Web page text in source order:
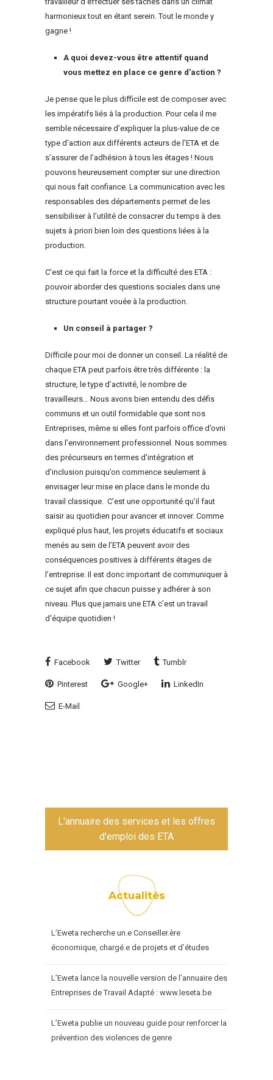
harmonieux tout en étant serein. Tout le monde y
gagne !
A quoi devez-vous être attentif quand
vous mettez en place ce genre d’action ?
Je pense que le plus difficile est de composer avec
les impératifs liés à la production. Pour cela il me
semble nécessaire d’expliquer la plus-value de ce
type d’action aux différents acteurs de l’ETA et de
s’assurer de l’adhésion à tous les étages ! Nous
pouvons heureusement compter sur une direction
qui nous fait confiance. La communication avec les
responsables des départements permet de les
sensibiliser à l’utilité de consacrer du temps à des
sujets à priori bien loin des questions liées à la
production.
C’est ce qui fait la force et la difficulté des ETA :
pouvoir aborder des questions sociales dans une
structure pourtant vouée à la production.
Un conseil à partager ?
Difficile pour moi de donner un conseil. La réalité de
chaque ETA peut parfois être très différente : la
structure, le type d’activité, le nombre de
travailleurs… Nous avons bien entendu des défis
communs et un outil formidable que sont nos
Entreprises, même si elles font parfois office d’ovni
dans l’environnement professionnel. Nous sommes
des précurseurs en termes d’intégration et
d’inclusion puisqu’on commence seulement à
envisager leur mise en place dans le monde du
travail classique. C’est une opportunité qu’il faut
saisir au quotidien pour avancer et innover. Comme
expliqué plus haut, les projets éducatifs et sociaux
menés au sein de l’ETA peuvent avoir des
conséquences positives à différents étages de
l’entreprise. Il est donc important de communiquer à
ce sujet afin que chacun puisse y adhérer à son
niveau. Plus que jamais une ETA c’est un travail
d’équipe quotidien !
Facebook Twitter Tumblr
Pinterest Google+ LinkedIn
E-Mail
L'annuaire des services et les offres
d'emploi des ETA
Actualités
L’Eweta recherche un.e Conseiller.ère
économique, chargé.e de projets et d’études
L’Eweta lance la nouvelle version de l’annuaire des
Entreprises de Travail Adapté : www.leseta.be
L’Eweta publie un nouveau guide pour renforcer la
prévention des violences de genre